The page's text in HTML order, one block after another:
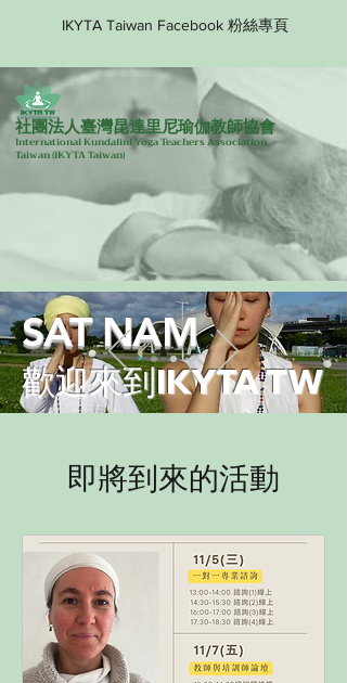
IKYTA Taiwan Facebook 粉絲專頁
社團法人臺灣昆達里尼瑜伽教師協會
International Kundalini Yoga Teachers Association
Taiwan(IKYTA Taiwan)
SAT NAM
歡迎來到IKYTA TW
即將到來的活動